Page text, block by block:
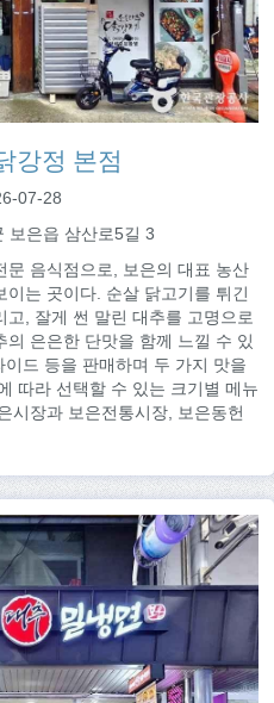
강정 본점
07-28
보은읍 삼산로5길 3
문 음식점으로, 보은의 대표 농산
는 곳이다. 순살 닭고기를 튀긴
, 잘게 썬 말린 대추를 고명으로
은은한 단맛을 함께 느낄 수 있
드 등을 판매하며 두 가지 맛을
따라 선택할 수 있는 크기별 메뉴
시장과 보은전통시장, 보은동헌